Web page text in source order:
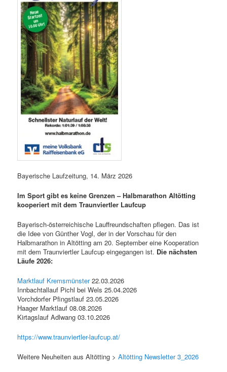
Bayerische Laufzeitung, 14. März 2026
Im Sport gibt es keine Grenzen – Halbmarathon Altötting
kooperiert mit dem Traunviertler Laufcup
Bayerisch-österreichische Lauffreundschaften pflegen. Das ist
die Idee von Günther Vogl, der in der Vorschau für den
Halbmarathon in Altötting am 20. September eine Kooperation
mit dem Traunviertler Laufcup eingegangen ist. Die nächsten
Läufe 2026:
Marktlauf Kremsmünster22.03.2026
Innbachtallauf Pichl bei Wels 25.04.2026
Vorchdorfer Pfingstlauf 23.05.2026
Haager Marktlauf 08.08.2026
Kirtagslauf Adlwang 03.10.2026
https://www.traunviertler-laufcup.at/
Weitere Neuheiten aus Altötting >Altötting Newsletter 3_2026